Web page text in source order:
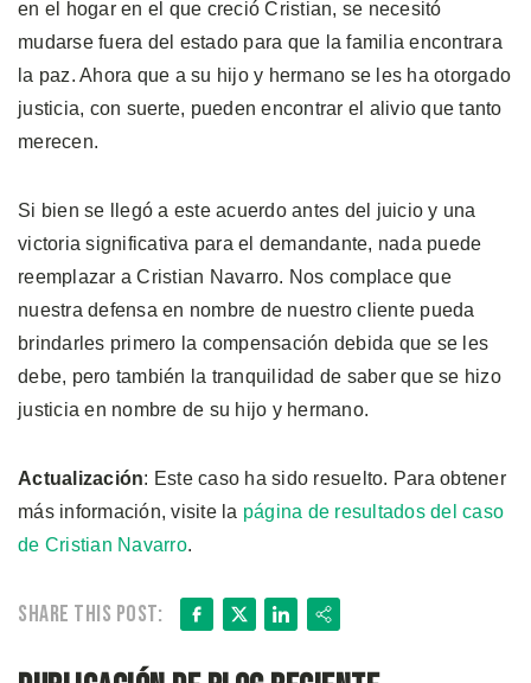
en el hogar en el que creció Cristian, se necesitó
mudarse fuera del estado para que la familia encontrara
la paz. Ahora que a su hijo y hermano se les ha otorgado
justicia, con suerte, pueden encontrar el alivio que tanto
merecen.
Si bien se llegó a este acuerdo antes del juicio y una
victoria significativa para el demandante, nada puede
reemplazar a Cristian Navarro. Nos complace que
nuestra defensa en nombre de nuestro cliente pueda
brindarles primero la compensación debida que se les
debe, pero también la tranquilidad de saber que se hizo
justicia en nombre de su hijo y hermano.
Actualización: Este caso ha sido resuelto. Para obtener
más información, visite la página de resultados del caso
de Cristian Navarro.
Share this post: Facebook
X LinkedIn
Share